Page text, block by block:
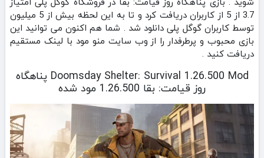
3.7 از 5 از کاربران دریافت کرد و تا به این لحظه بیش از 5 میلیون
توسط کاربران گوگل پلی دانلود شد . شما هم اکنون می توانید این
بازی محبوب و پرطرفدار را از وب سایت منو مود با لینک مستقیم
دریافت کنید .
Doomsday Shelter: Survival 1.26.500 Mod پناهگاه
روز قیامت: بقا 1.26.500 مود شده